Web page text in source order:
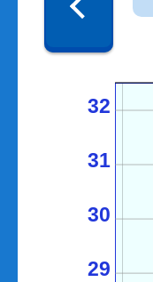
29
30
31
32